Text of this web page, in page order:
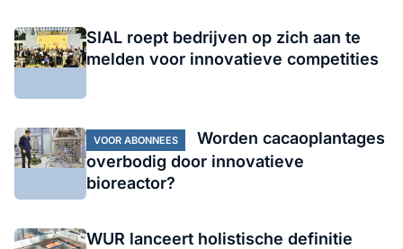
SIAL roept bedrijven op zich aan te
melden voor innovatieve competities
VOOR ABONNEES
Worden cacaoplantages
overbodig door innovatieve
bioreactor?
WUR lanceert holistische definitie